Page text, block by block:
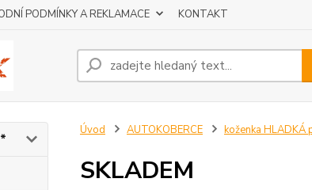
PODMÍNKY A REKLAMACE KONTAKT
Úvod AUTOKOBERCE koženka HLADKÁ
SKLADEM